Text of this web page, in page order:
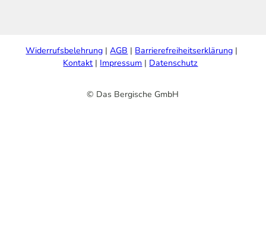
Widerrufsbelehrung AGB
Barrierefreiheitserklärung
Kontakt
Impressum Datenschutz
© Das Bergische GmbH